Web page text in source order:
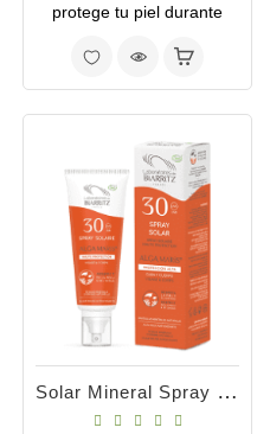
protege tu piel durante
Solar Mineral Spray SPF30- 100ml